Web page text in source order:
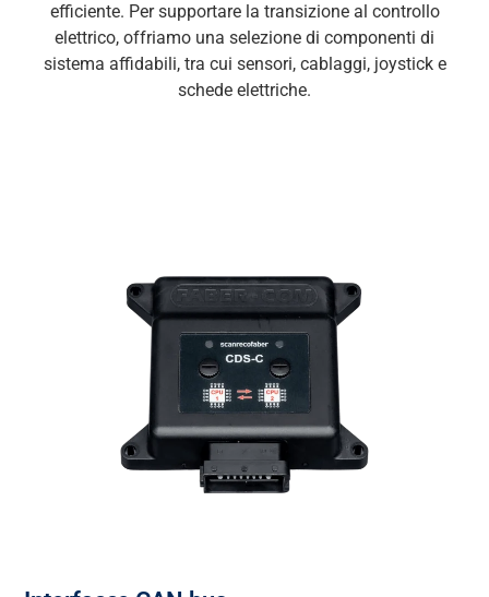
efficiente. Per supportare la transizione al controllo
elettrico, offriamo una selezione di componenti di
sistema affidabili, tra cui sensori, cablaggi, joystick e
schede elettriche.